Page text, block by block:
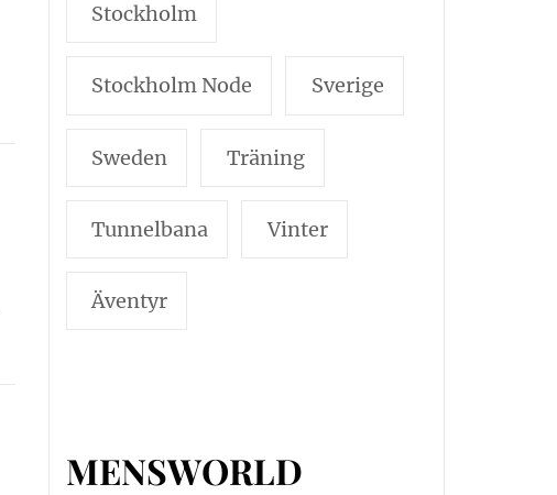
Stockholm
Stockholm Node Sverige
Sweden Träning
Tunnelbana Vinter
Äventyr
MENSWORLD